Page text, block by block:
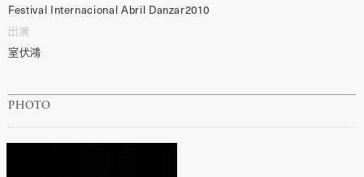
Festival Internacional Abril Danzar2010
出演
室伏鴻
PHOTO